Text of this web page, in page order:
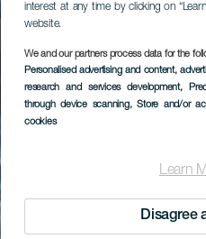
interest at any time by clicking on
website.
We and our partners process data for the
Personalised advertising and content,
research and services development,
through device scanning, Store and/or
cookies
Learn
Disagree